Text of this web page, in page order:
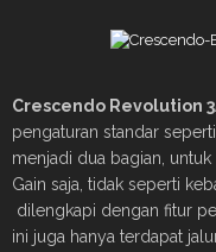
Crescendo Revolution
pengaturan standar
menjadi dua bagian,
Gain saja, tidak seperti
dilengkapi dengan fitur
ini juga hanya terdapat